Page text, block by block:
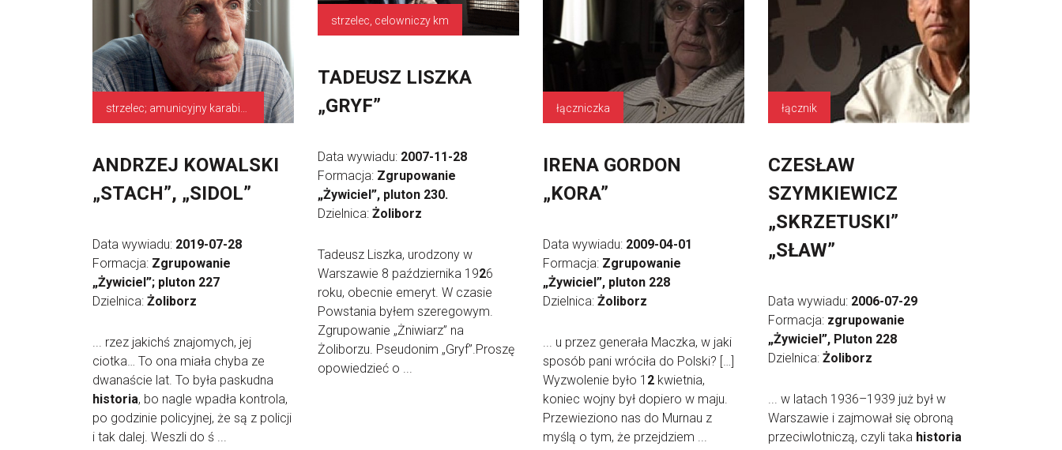
ANDRZEJ KOWALSKI
„STACH”, „SIDOL”
Data wywiadu: 2019-07-28
Formacja: Zgrupowanie
„Żywiciel”; pluton 227
Dzielnica: Żoliborz
... rzez jakichś znajomych, jej
ciotka… To ona miała chyba ze
dwanaście lat. To była paskudna
historia, bo nagle wpadła kontrola,
po godzinie policyjnej, że są z policji
i tak dalej. Weszli do ś ...
strzelec, celowniczy km
TADEUSZ LISZKA
„GRYF”
Data wywiadu: 2007-11-28
Formacja: Zgrupowanie
„Żywiciel”, pluton 230.
Dzielnica: Żoliborz
Tadeusz Liszka, urodzony w
Warszawie 8 października 1926
roku, obecnie emeryt. W czasie
Powstania byłem szeregowym.
Zgrupowanie „Żniwiarz” na
Żoliborzu. Pseudonim „Gryf”.Proszę
opowiedzieć o ...
łączniczka
IRENA GORDON
„KORA”
Data wywiadu: 2009-04-01
Formacja: Zgrupowanie
„Żywiciel”, pluton 228
Dzielnica: Żoliborz
... u przez generała Maczka, w jaki
sposób pani wróciła do Polski? […]
Wyzwolenie było 1 2 kwietnia,
koniec wojny był dopiero w maju.
Przewieziono nas do Murnau z
myślą o tym, że przejdziem ...
łącznik
CZESŁAW
SZYMKIEWICZ
„SKRZETUSKI”
„SŁAW”
Data wywiadu: 2006-07-29
Formacja: zgrupowanie
„Żywiciel”, Pluton 228
Dzielnica: Żoliborz
... w latach 1936–1939 już był w
Warszawie i zajmował się obroną
przeciwlotniczą, czyli taka historia